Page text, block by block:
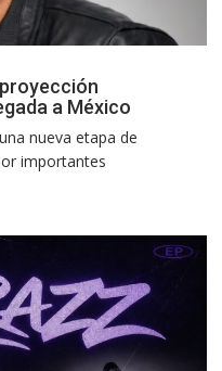
a México
nueva etapa de
importantes